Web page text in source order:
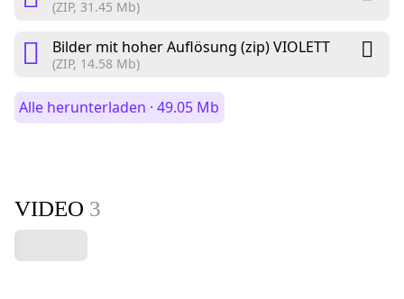
(ZIP, 31.45 Mb)
Bilder mit hoher Auflösung (zip) VIOLETT
(ZIP, 14.58 Mb)
Alle herunterladen · 49.05 Mb
VIDEO 3